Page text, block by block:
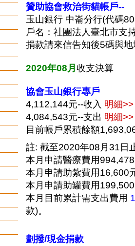
贊助協會救治街貓帳戶--
玉山銀行 中崙分行(代碼
戶名：社團法人臺北市支
捐款請來信告知後5碼與
2020年08月收支決算
協會玉山銀行專戶
4,112,144元--收入 明細>>
4,084,543元--支出 明細>>
目前帳戶累積餘額
註: 截至2020年08月31日
本月申請醫療費用
本月申請助紮費用16,600
本月申請助罐費用
本月目前累計需支出費用
款)。
劃撥/現金捐款